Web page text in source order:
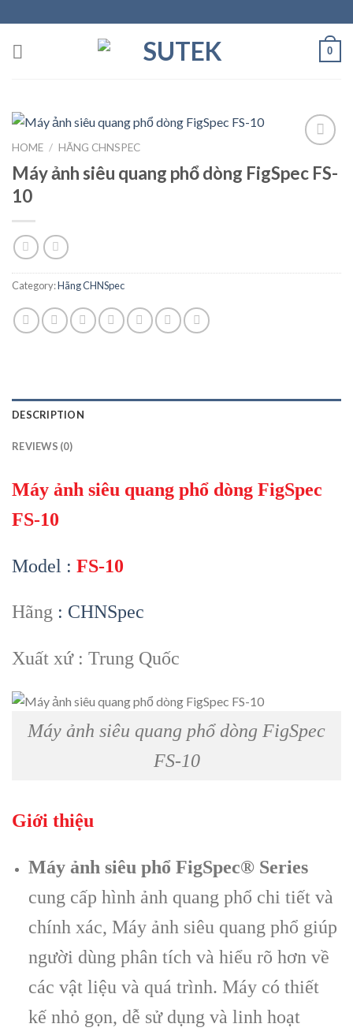
to
content
0
HOME / HÃNG CHNSPEC
Máy ảnh siêu quang phổ dòng FigSpec FS-
10
Category:Hãng CHNSpec
DESCRIPTION
REVIEWS (0)
Máy ảnh siêu quang phổ dòng FigSpec
FS-10
Model : FS-10
Hãng : CHNSpec
Xuất xứ : Trung Quốc
Máy ảnh siêu quang phổ dòng FigSpec
FS-10
Giới thiệu
Máy ảnh siêu phổ FigSpec® Series
cung cấp hình ảnh quang phổ chi tiết và
chính xác, Máy ảnh siêu quang phổ giúp
người dùng phân tích và hiểu rõ hơn về
các vật liệu và quá trình. Máy có thiết
kế nhỏ gọn, dễ sử dụng và linh hoạt